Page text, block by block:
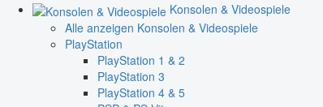
Konsolen & Videospiele
Alle anzeigen Konsolen & Videospiele
PlayStation
PlayStation 1 & 2
PlayStation 3
PlayStation 4 & 5